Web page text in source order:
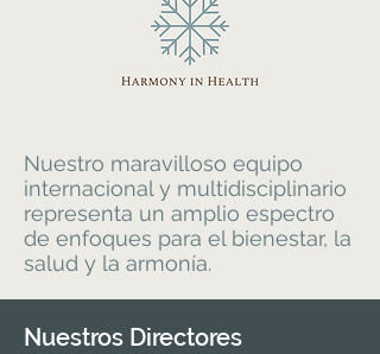
Nuestro maravilloso equipo
internacional y multidisciplinario
representa un amplio espectro
de enfoques para el bienestar, la
salud y la armonía.
Nuestros Directores